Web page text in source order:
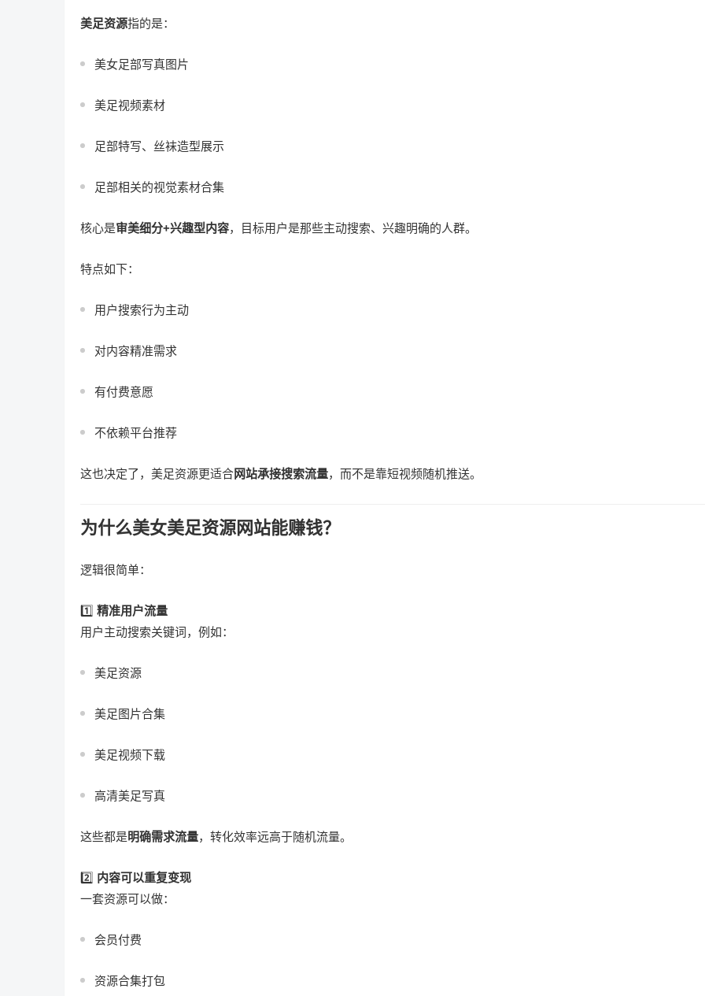
美足资源指的是：
美女足部写真图片
美足视频素材
足部特写、丝袜造型展示
足部相关的视觉素材合集
核心是审美细分+兴趣型内容，目标用户是那些主动搜索、兴趣明确的人群。
特点如下：
用户搜索行为主动
对内容精准需求
有付费意愿
不依赖平台推荐
这也决定了，美足资源更适合网站承接搜索流量，而不是靠短视频随机推送。
为什么美女美足资源网站能赚钱？
逻辑很简单：
1️⃣ 精准用户流量
用户主动搜索关键词，例如：
美足资源
美足图片合集
美足视频下载
高清美足写真
这些都是明确需求流量，转化效率远高于随机流量。
2️⃣ 内容可以重复变现
一套资源可以做：
会员付费
资源合集打包